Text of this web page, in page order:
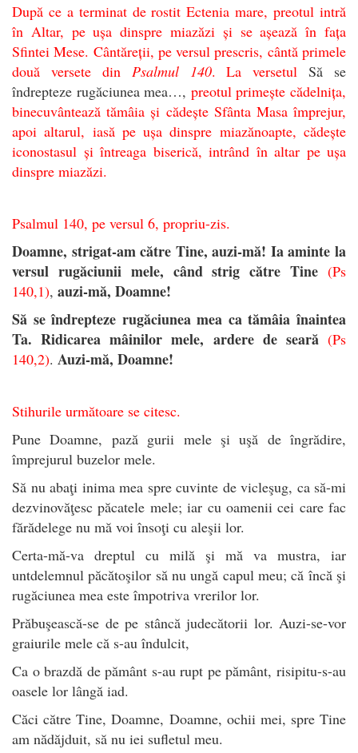
După ce a terminat de rostit Ectenia mare, preotul intră
în Altar, pe ușa dinspre miazăzi și se așează în fața
Sfintei Mese. Cântăreții, pe versul prescris, cântă primele
două versete din Psalmul 140. La versetulSă se
îndrepteze rugăciunea mea…, preotul primește cădelnița,
binecuvântează tămâia și cădește Sfânta Masa împrejur,
apoi altarul, iasă pe ușa dinspre miazănoapte, cădește
iconostasul și întreaga biserică, intrând în altar pe ușa
dinspre miazăzi.
Psalmul 140, pe versul 6, propriu-zis.
Doamne, strigat-am către Tine, auzi-mă! Ia aminte la
versul rugăciunii mele, când strig către Tine (Ps
140,1), auzi-mă, Doamne!
Să se îndrepteze rugăciunea mea ca tămâia înaintea
Ta. Ridicarea mâinilor mele, ardere de seară (Ps
140,2). Auzi-mă, Doamne!
Stihurile următoare se citesc.
Pune Doamne, pază gurii mele şi uşă de îngrădire,
împrejurul buzelor mele.
Să nu abaţi inima mea spre cuvinte de vicleşug, ca să-mi
dezvinovăţesc păcatele mele; iar cu oamenii cei care fac
fărădelege nu mă voi însoţi cu aleşii lor.
Certa-mă-va dreptul cu milă şi mă va mustra, iar
untdelemnul păcătoşilor să nu ungă capul meu; că încă şi
rugăciunea mea este împotriva vrerilor lor.
Prăbuşească-se de pe stâncă judecătorii lor. Auzi-se-vor
graiurile mele că s-au îndulcit,
Ca o brazdă de pământ s-au rupt pe pământ, risipitu-s-au
oasele lor lângă iad.
Căci către Tine, Doamne, Doamne, ochii mei, spre Tine
am nădăjduit, să nu iei sufletul meu.